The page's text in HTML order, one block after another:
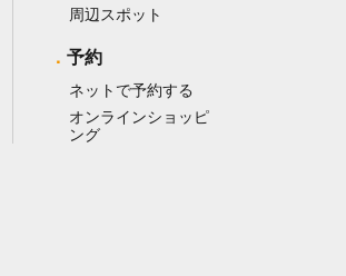
周辺スポット
予約
ネットで予約する
オンラインショッピ
ング